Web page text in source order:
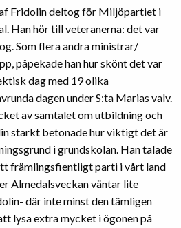
Fridolin deltog för Miljöpartiet i
Han hör till veteranerna: det var
Som flera andra ministrar/
påpekade han hur skönt det var
dag med 19 olika
dagen under S:ta Marias valv.
av samtalet om utbildning och
starkt betonade hur viktigt det är
i grundskolan. Han talade
främlingsfientligt parti i vårt land
Almedalsveckan väntar lite
där inte minst den tämligen
lysa extra mycket i ögonen på